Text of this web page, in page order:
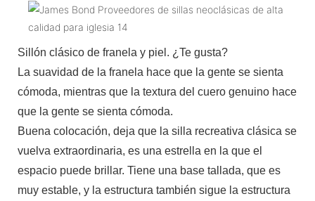
Sillón clásico de franela y piel. ¿Te gusta?
La suavidad de la franela hace que la gente se sienta
cómoda, mientras que la textura del cuero genuino hace
que la gente se sienta cómoda.
Buena colocación, deja que la silla recreativa clásica se
vuelva extraordinaria, es una estrella en la que el
espacio puede brillar. Tiene una base tallada, que es
muy estable, y la estructura también sigue la estructura